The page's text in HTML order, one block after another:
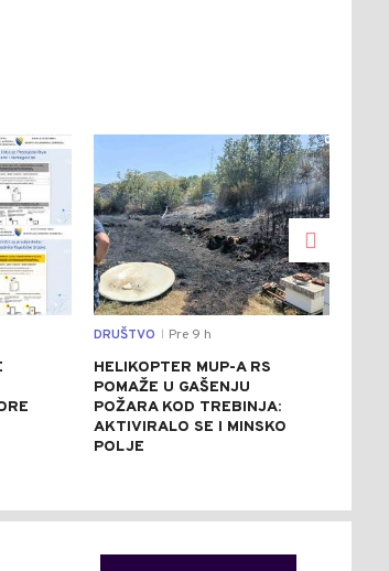
0 0
DRUŠTVO Pre 9 h
HELIKOPTER MUP-A RS
POMAŽE U GAŠENJU
POŽARA KOD TREBINJA:
AKTIVIRALO SE I MINSKO
POLJE